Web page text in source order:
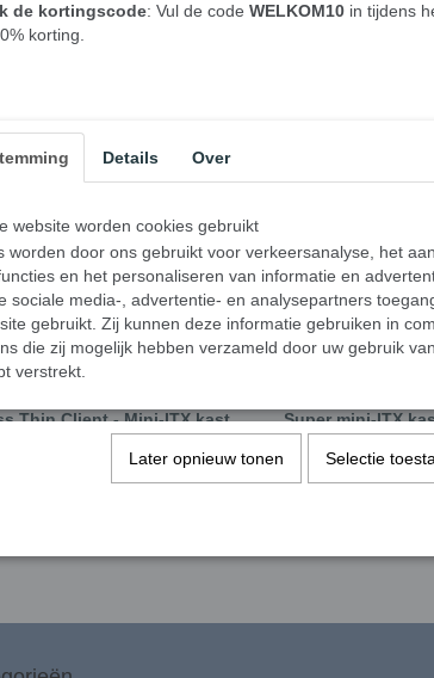
In winkelwagen
Vesa Bracket - voor
Thin Client - Mini-ITX kast
Super mini-ITX
€ 79,00
de kortingscode: Vul de code WELKOM10 in tijdens
korting.
Details Over
website worden cookies gebruikt
worden door ons gebruikt voor verkeersanalyse, het
en het personaliseren van informatie en
sociale media-, advertentie- en analysepartners
gebruikt. Zij kunnen deze informatie gebruiken in
die zij mogelijk hebben verzameld door uw gebruik
verstrekt.
Later opnieuw tonen Selectie